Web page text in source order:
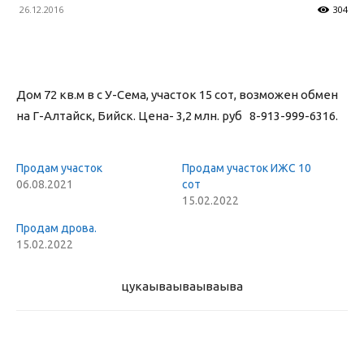
26.12.2016 304
Дом 72 кв.м в с У-Сема, участок 15 сот, возможен обмен
на Г-Алтайск, Бийск. Цена- 3,2 млн. руб 8-913-999-6316.
Продам участок
06.08.2021
Продам участок ИЖС 10
сот
15.02.2022
Продам дрова.
15.02.2022
цукаываываываыва